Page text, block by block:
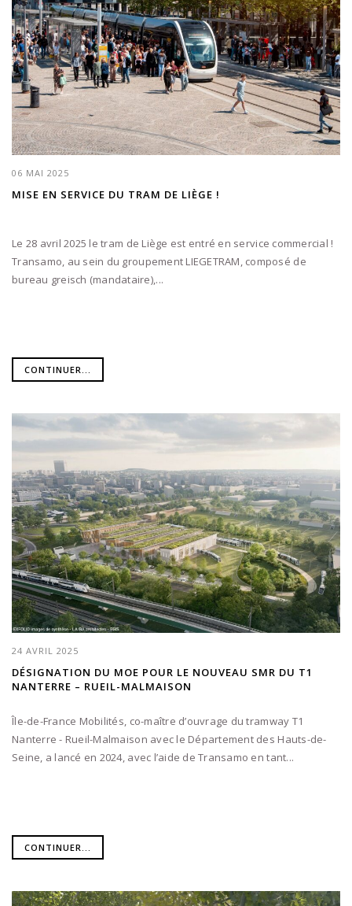
06 MAI 2025
MISE EN SERVICE DU TRAM DE LIÈGE !
Le 28 avril 2025 le tram de Liège est entré en service commercial !
Transamo, au sein du groupement LIEGETRAM, composé de
bureau greisch (mandataire),...
CONTINUER...
24 AVRIL 2025
DÉSIGNATION DU MOE POUR LE NOUVEAU SMR DU T1
NANTERRE – RUEIL-MALMAISON
Île-de-France Mobilités, co-maître d’ouvrage du tramway T1
Nanterre - Rueil-Malmaison avec le Département des Hauts-de-
Seine, a lancé en 2024, avec l’aide de Transamo en tant...
CONTINUER...